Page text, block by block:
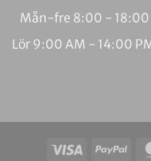
Mån-fre 8:00 - 18:00
Lör 9:00 AM - 14:00
Visum